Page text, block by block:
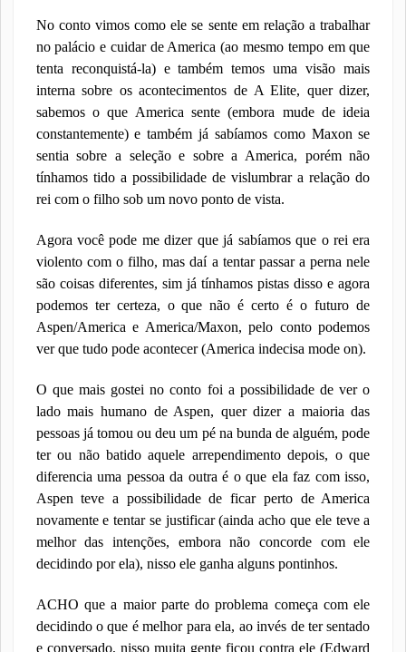
No conto vimos como ele se sente em relação a trabalhar
no palácio e cuidar de America (ao mesmo tempo em que
tenta reconquistá-la) e também temos uma visão mais
interna sobre os acontecimentos de A Elite, quer dizer,
sabemos o que America sente (embora mude de ideia
constantemente) e também já sabíamos como Maxon se
sentia sobre a seleção e sobre a America, porém não
tínhamos tido a possibilidade de vislumbrar a relação do
rei com o filho sob um novo ponto de vista.
Agora você pode me dizer que já sabíamos que o rei era
violento com o filho, mas daí a tentar passar a perna nele
são coisas diferentes, sim já tínhamos pistas disso e agora
podemos ter certeza, o que não é certo é o futuro de
Aspen/America e America/Maxon, pelo conto podemos
ver que tudo pode acontecer (America indecisa mode on).
O que mais gostei no conto foi a possibilidade de ver o
lado mais humano de Aspen, quer dizer a maioria das
pessoas já tomou ou deu um pé na bunda de alguém, pode
ter ou não batido aquele arrependimento depois, o que
diferencia uma pessoa da outra é o que ela faz com isso,
Aspen teve a possibilidade de ficar perto de America
novamente e tentar se justificar (ainda acho que ele teve a
melhor das intenções, embora não concorde com ele
decidindo por ela), nisso ele ganha alguns pontinhos.
ACHO que a maior parte do problema começa com ele
decidindo o que é melhor para ela, ao invés de ter sentado
e conversado, nisso muita gente ficou contra ele (Edward